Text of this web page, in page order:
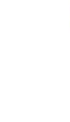
Flowy Oils
Uygun
Flowy Oils
sağlığını